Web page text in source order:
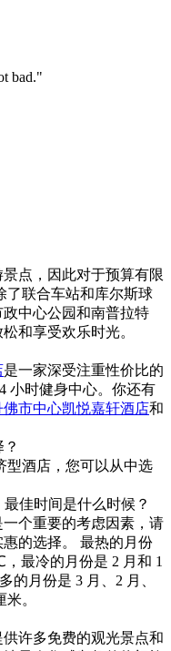
bad."
点，因此对于预算有限
了联合车站和库尔斯球
中心公园和南普拉特
和享受欢乐时光。
是一家深受注重性价比的
小时健身中心。你还有
佛市中心凯悦嘉轩酒店和
型酒店，您可以从中选
佳时间是什么时候？
个重要的考虑因素，请
的选择。 最热的月份
最冷的月份是 2 月和 1
的月份是 3 月、2 月、
。
许多免费的观光景点和